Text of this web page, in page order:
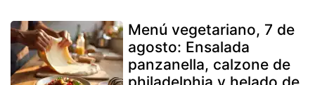
Menú vegetariano, 7 de
agosto: Ensalada
panzanella, calzone de